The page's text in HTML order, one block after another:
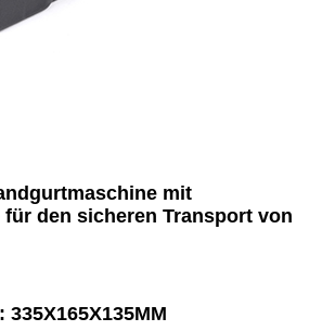
mit
für den sicheren Transport von